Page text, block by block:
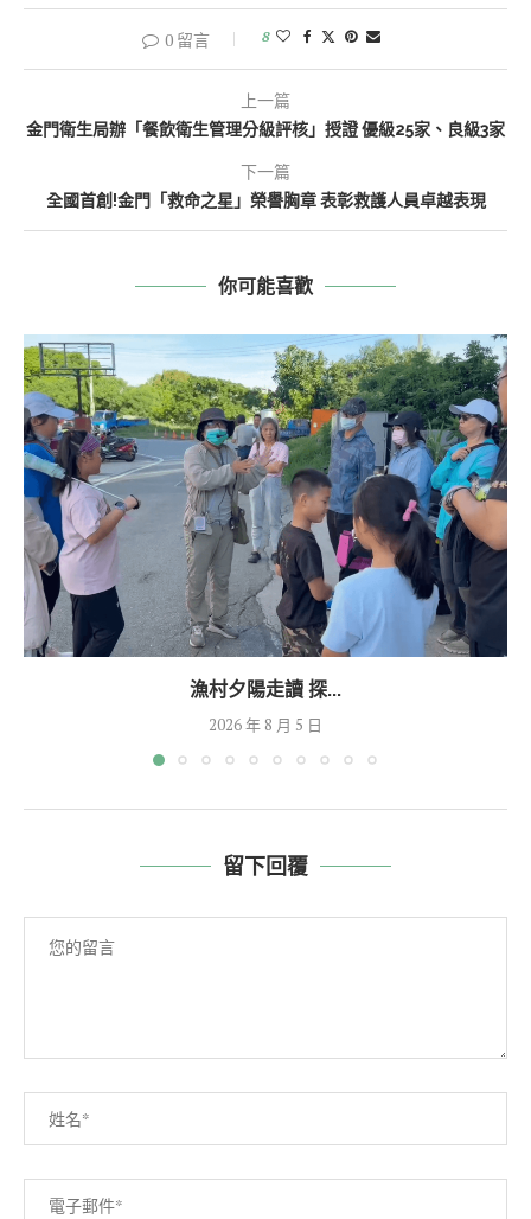
0 留言 8
上一篇
金門衛生局辦「餐飲衛生管理分級評核」授證 優級25家、良級3家
下一篇
全國首創!金門「救命之星」榮譽胸章 表彰救護人員卓越表現
你可能喜歡
漁村夕陽走讀 探...
2026 年 8 月 5 日
留下回覆